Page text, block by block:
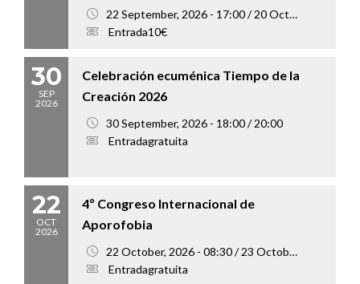
22 September, 2026 - 17:00 / 20 October, 2026 - 20:00
Entrada10€
30
SEP
2026
Celebración ecuménica Tiempo de la
Creación 2026
30 September, 2026 - 18:00 / 20:00
Entradagratuita
22
OCT
2026
4º Congreso Internacional de
Aporofobia
22 October, 2026 - 08:30 / 23 October, 2026 - 18:00
Entradagratuita